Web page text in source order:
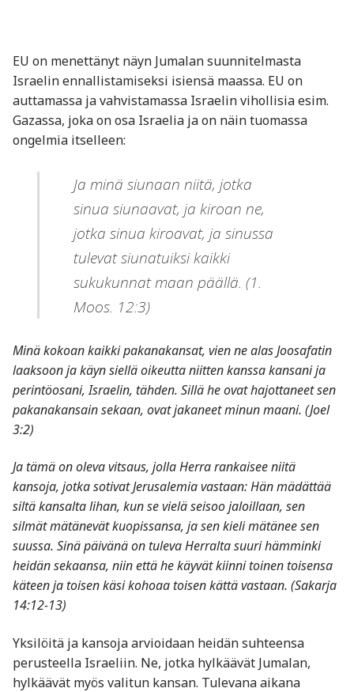
EU on menettänyt näyn Jumalan suunnitelmasta
Israelin ennallistamiseksi isiensä maassa. EU on
auttamassa ja vahvistamassa Israelin vihollisia esim.
Gazassa, joka on osa Israelia ja on näin tuomassa
ongelmia itselleen:
Ja minä siunaan niitä, jotka
sinua siunaavat, ja kiroan ne,
jotka sinua kiroavat, ja sinussa
tulevat siunatuiksi kaikki
sukukunnat maan päällä. (1.
Moos. 12:3)
Minä kokoan kaikki pakanakansat, vien ne alas Joosafatin
laaksoon ja käyn siellä oikeutta niitten kanssa kansani ja
perintöosani, Israelin, tähden. Sillä he ovat hajottaneet sen
pakanakansain sekaan, ovat jakaneet minun maani. (Joel
3:2)
Ja tämä on oleva vitsaus, jolla Herra rankaisee niitä
kansoja, jotka sotivat Jerusalemia vastaan: Hän mädättää
siltä kansalta lihan, kun se vielä seisoo jaloillaan, sen
silmät mätänevät kuopissansa, ja sen kieli mätänee sen
suussa. Sinä päivänä on tuleva Herralta suuri hämminki
heidän sekaansa, niin että he käyvät kiinni toinen toisensa
käteen ja toisen käsi kohoaa toisen kättä vastaan. (Sakarja
14:12-13)
Yksilöitä ja kansoja arvioidaan heidän suhteensa
perusteella Israeliin. Ne, jotka hylkäävät Jumalan,
hylkäävät myös valitun kansan. Tulevana aikana